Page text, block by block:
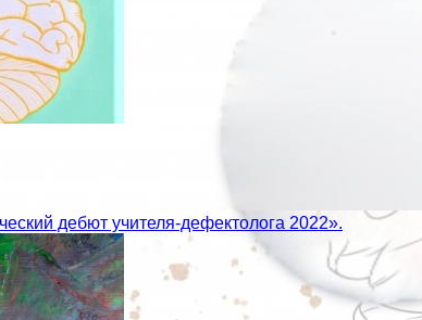
дебют учителя-дефектолога 2022».